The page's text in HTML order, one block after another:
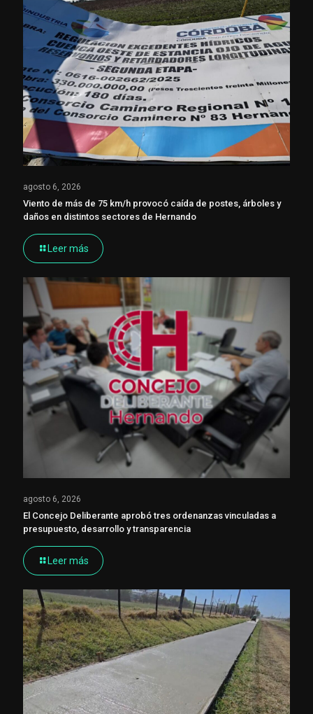
agosto 6, 2026
Viento de más de 75 km/h provocó caída de postes, árboles y
daños en distintos sectores de Hernando
Leer más
agosto 6, 2026
El Concejo Deliberante aprobó tres ordenanzas vinculadas a
presupuesto, desarrollo y transparencia
Leer más